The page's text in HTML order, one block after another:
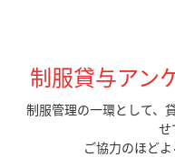
制服貸与アン
制服管理の一環として、
せ
ご協力のほどよ